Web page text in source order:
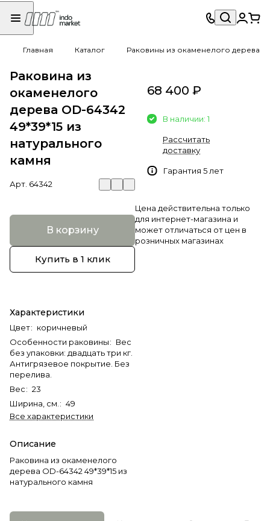
Главная Каталог Раковины из окаменелого дерева
Раковина из
окаменелого
дерева OD-64342
49*39*15 из
натурального
камня
Арт. 64342
В корзину
Купить в 1 клик
Характеристики
Цвет: коричневый
Особенности раковины: Вес
без упаковки: двадцать три кг.
Антигрязевое покрытие. Без
перелива.
Вес: 23
Ширина, см. : 49
Все характеристики
Описание
Раковина из окаменелого
дерева OD-64342 49*39*15 из
натурального камня
68 400 ₽
В наличии: 1
Рассчитать
доставку
Гарантия 5 лет
Цена действительна только
для интернет-магазина и
может отличаться от цен в
розничных магазинах